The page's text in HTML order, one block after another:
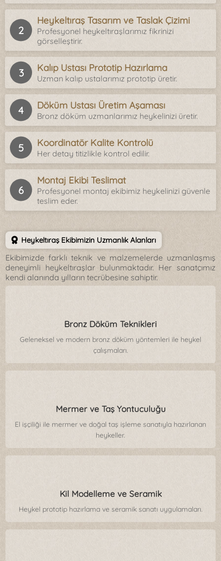
Heykeltıraş Tasarım ve Taslak Çizimi
Profesyonel heykeltıraşlarımız fikrinizi
görselleştirir.
Kalıp Ustası Prototip Hazırlama
Uzman kalıp ustalarımız prototip üretir.
Döküm Ustası Üretim Aşaması
Bronz döküm uzmanlarımız heykelinizi üretir.
Koordinatör Kalite Kontrolü
Her detay titizlikle kontrol edilir.
Montaj Ekibi Teslimat
Profesyonel montaj ekibimiz heykelinizi güvenle
teslim eder.
Heykeltıraş Ekibimizin Uzmanlık Alanları
Ekibimizde farklı teknik ve malzemelerde uzmanlaşmış
deneyimli heykeltıraşlar bulunmaktadır. Her sanatçımız
kendi alanında yılların tecrübesine sahiptir.
Bronz Döküm Teknikleri
Geleneksel ve modern bronz döküm yöntemleri ile heykel
çalışmaları.
Mermer ve Taş Yontuculuğu
El işçiliği ile mermer ve doğal taş işleme sanatıyla hazırlanan
heykeller.
Kil Modelleme ve Seramik
Heykel prototip hazırlama ve seramik sanatı uygulamaları.